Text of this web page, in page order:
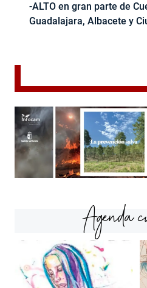
-ALTO en gran parte de
Guadalajara, Albacete y
Agenda